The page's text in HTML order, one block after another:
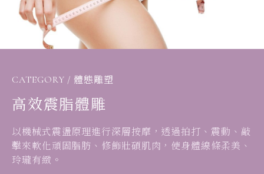
CATEGORY / 體態雕塑
高效震脂體雕
以機械式震盪原理進行深層按摩，透過拍打、震動、敲
擊來軟化頑固脂肪、修飾壯碩肌肉，使身體線條柔美、
玲瓏有緻。